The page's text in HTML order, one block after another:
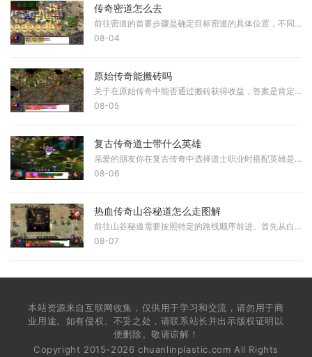
传奇密道怎么去
前往密道的首要步骤是确定目标密道的具体位置，不同的密道分布在游戏的各个地图区域，例如沙巴克密道入口位于沙巴克监狱下方、沙巴克衣服店后面以及沙巴克左下城墙箭楼处，而
08-04
原始传奇能搬砖吗
关于在原始传奇中能否通过搬砖获得收益，答案是肯定的。在这款游戏中，搬砖是一个被广泛认可的玩法，玩家们可以通过多种方式来积累游戏内的资源并将其转化为实际的回报。最为
08-05
复古传奇道士带什么英雄
亲爱的朋友你在复古传奇中选择道士职业时搭配英雄是提升游戏体验的关键战士英雄能够为道士提供坚实的防御保障和持续的输出能力战士拥有强大的防御技能可以轻易吸引敌人的攻击
08-06
热血传奇山谷秘道怎么走图解
前往山谷秘道需要按照特定的路线顺序前进。首先从白日门出发，具体坐标为（350，239），进入丛林迷宫（321，120），接着到达赤月峡谷东入口（147，14），之后进入赤月峡谷广场（28
08-07
本站资源来自互联网收集，仅供用于学习和交流，请勿用于商
业用途。如有侵权、不妥之处，请联系站长并出示版权证明以
便删除。敬请谅解！
Copyright 2015-2026 chuanlinplastic.com All Rights